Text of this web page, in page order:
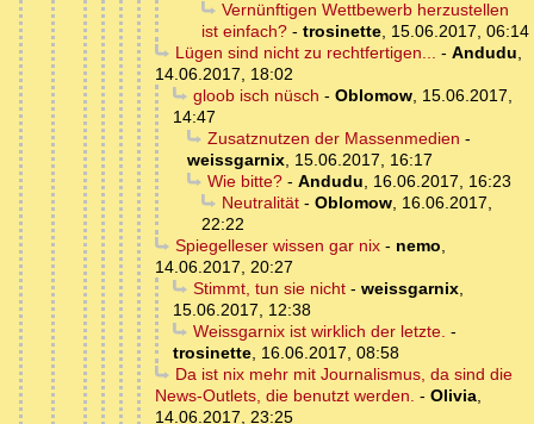
Vernünftigen Wettbewerb herzustellen
ist einfach? - trosinette, 15.06.2017, 06:14
Lügen sind nicht zu rechtfertigen... - Andudu,
14.06.2017, 18:02
gloob isch nüsch - Oblomow, 15.06.2017,
14:47
Zusatznutzen der Massenmedien -
weissgarnix, 15.06.2017, 16:17
Wie bitte?- Andudu, 16.06.2017, 16:23
Neutralität- Oblomow, 16.06.2017,
22:22
Spiegelleser wissen gar nix- nemo,
14.06.2017, 20:27
Stimmt, tun sie nicht- weissgarnix,
15.06.2017, 12:38
Weissgarnix ist wirklich der letzte. -
trosinette, 16.06.2017, 08:58
Da ist nix mehr mit Journalismus, da sind die
News-Outlets, die benutzt werden. - Olivia,
14.06.2017, 23:25